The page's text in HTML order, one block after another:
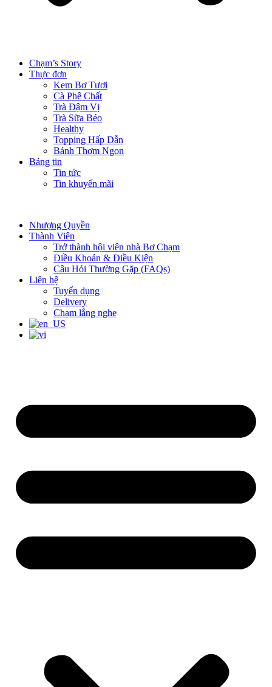
Chạm’s Story
Thực đơn
Kem Bơ Tươi
Cà Phê Chất
Trà Đậm Vị
Trà Sữa Béo
Healthy
Topping Hấp Dẫn
Bánh Thơm Ngon
Bảng tin
Tin tức
Tin khuyến mãi
Nhượng Quyền
Thành Viên
Trở thành hội viên nhà Bơ Chạm
Điều Khoản & Điều Kiện
Câu Hỏi Thường Gặp (FAQs)
Liên hệ
Tuyển dụng
Delivery
Chạm lắng nghe